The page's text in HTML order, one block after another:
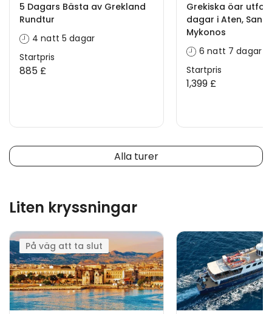
5 Dagars Bästa av Grekland
Rundtur
4 natt 5 dagar
Startpris
885 £
Grekiska öar
dagar i Aten,
Mykonos
6 natt 7 dagar
Startpris
1,399 £
Alla turer
Liten kryssningar
På väg att ta slut